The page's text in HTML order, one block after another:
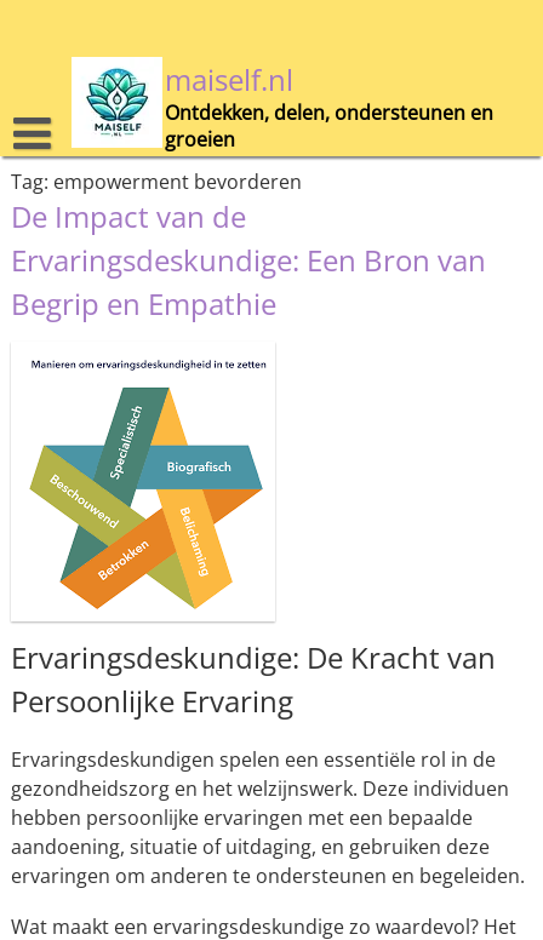
maiself.nl
Ontdekken, delen, ondersteunen en
groeien
Tag: empowerment bevorderen
De Impact van de
Ervaringsdeskundige: Een Bron van
Begrip en Empathie
Ervaringsdeskundige: De Kracht van
Persoonlijke Ervaring
Ervaringsdeskundigen spelen een essentiële rol in de
gezondheidszorg en het welzijnswerk. Deze individuen
hebben persoonlijke ervaringen met een bepaalde
aandoening, situatie of uitdaging, en gebruiken deze
ervaringen om anderen te ondersteunen en begeleiden.
Wat maakt een ervaringsdeskundige zo waardevol? Het